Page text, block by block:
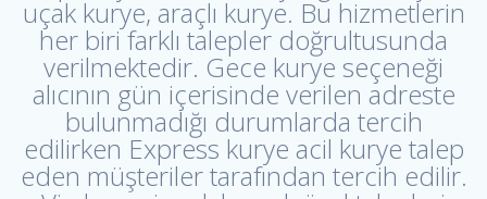
uçak kurye, araçlı kurye. Bu hizmetlerin
her biri farklı talepler doğrultusunda
verilmektedir. Gece kurye seçeneği
alıcının gün içerisinde verilen adreste
bulunmadığı durumlarda tercih
edilirken Express kurye acil kurye talep
eden müşteriler tarafından tercih edilir.